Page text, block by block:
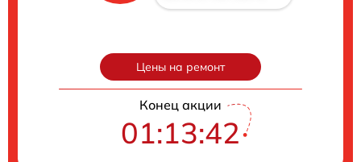
Цены на ремонт
Конец акции
01:13:41